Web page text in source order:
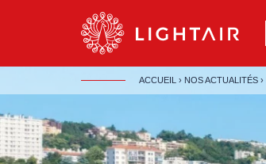
Aller au contenu
ACCUEIL › NOS ACTUALITÉS ›